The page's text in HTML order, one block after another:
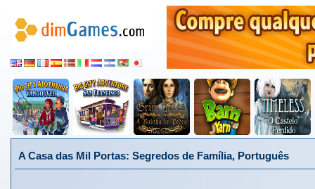
A Casa das Mil Portas: Segredos de Família, Português